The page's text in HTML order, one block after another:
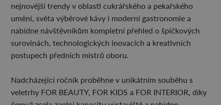
nejnovější trendy v oblasti cukrářského a pekařského
umění, světa výběrové kávy i moderní gastronomie a
nabídne návštěvníkům kompletní přehled o špičkových
surovinách, technologických inovacích a kreativních
postupech předních mistrů oboru.
Nadcházející ročník proběhne v unikátním souběhu s
veletrhy FOR BEAUTY, FOR KIDS a FOR INTERIOR, díky